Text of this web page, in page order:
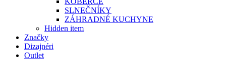
SLNEČNÍKY
ZÁHRADNÉ KUCHYNE
Hidden item
Značky
Dizajnéri
Outlet